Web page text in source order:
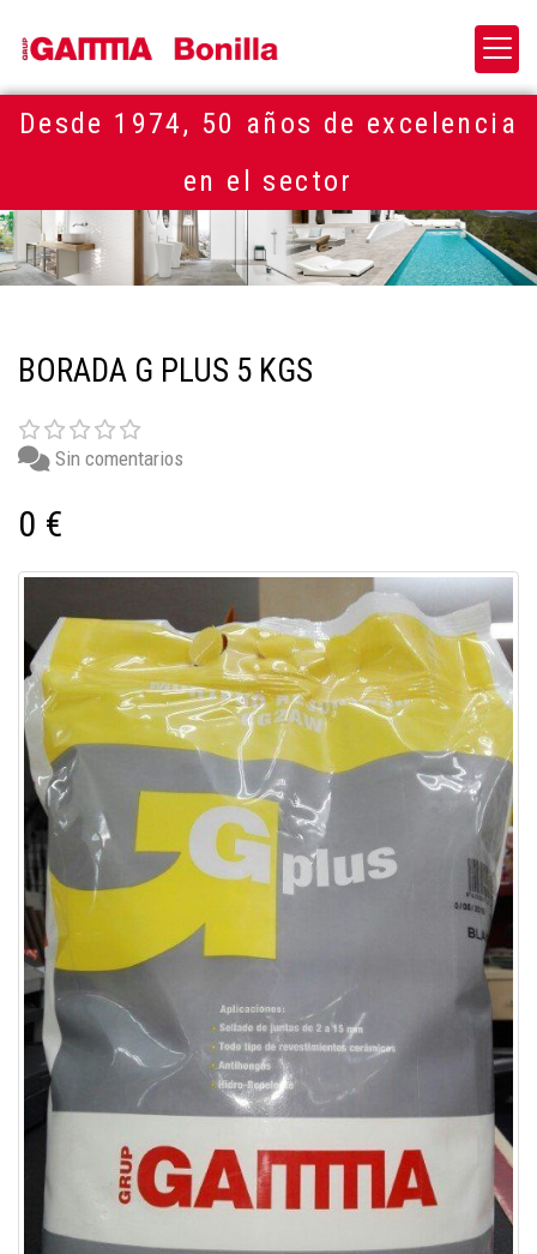
Desde 1974, 50 años de excelencia
en el sector
BORADA G PLUS 5 KGS
Sin comentarios
0 €